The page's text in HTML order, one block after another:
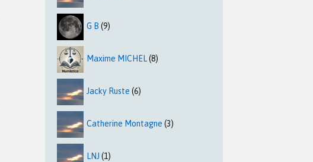
G B (9)
Maxime MICHEL(8)
Jacky Ruste (6)
Catherine Montagne (3)
LNJ (1)